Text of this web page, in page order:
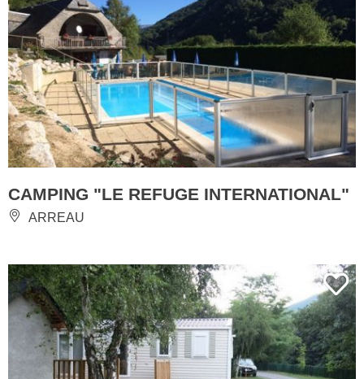
CAMPING "LE REFUGE INTERNATIONAL"
ARREAU